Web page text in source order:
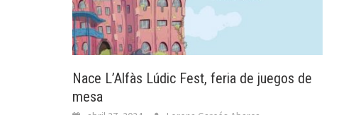
Nace L’Alfàs Lúdic Fest, feria de juegos de
mesa